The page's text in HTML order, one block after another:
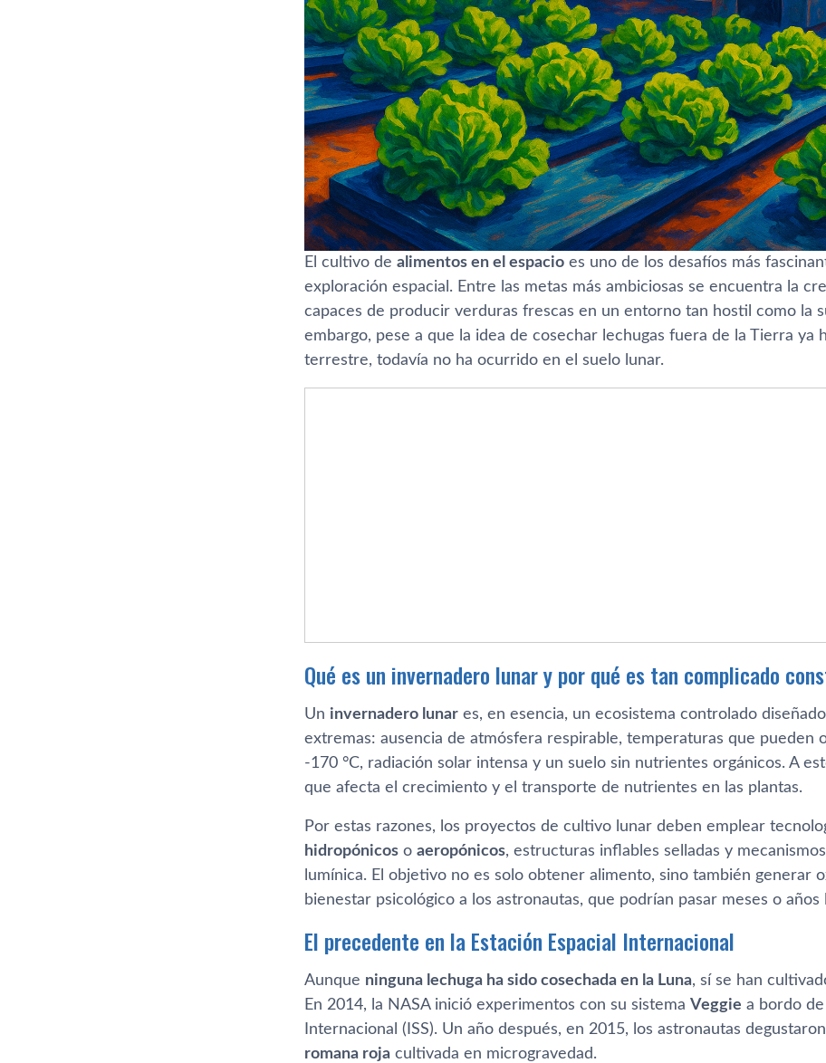
El cultivo de alimentos en el espacio es uno de los desafíos más
exploración espacial. Entre las metas más ambiciosas se encuentra la
capaces de producir verduras frescas en un entorno tan hostil como la
embargo, pese a que la idea de cosechar lechugas fuera de la Tierra ya
terrestre, todavía no ha ocurrido en el suelo lunar.
Qué es un invernadero lunar y por qué es tan complicado
Un invernadero lunar es, en esencia, un ecosistema controlado
extremas: ausencia de atmósfera respirable, temperaturas que pueden
-170 °C, radiación solar intensa y un suelo sin nutrientes orgánicos. A
que afecta el crecimiento y el transporte de nutrientes en las plantas.
Por estas razones, los proyectos de cultivo lunar deben emplear
hidropónicos o aeropónicos, estructuras inflables selladas y
lumínica. El objetivo no es solo obtener alimento, sino también generar
bienestar psicológico a los astronautas, que podrían pasar meses o años
El precedente en la Estación Espacial Internacional
Aunque ninguna lechuga ha sido cosechada en la Luna, sí se han
En 2014, la NASA inició experimentos con su sistema Veggie a bordo de
Internacional (ISS). Un año después, en 2015, los astronautas
romana roja cultivada en microgravedad.